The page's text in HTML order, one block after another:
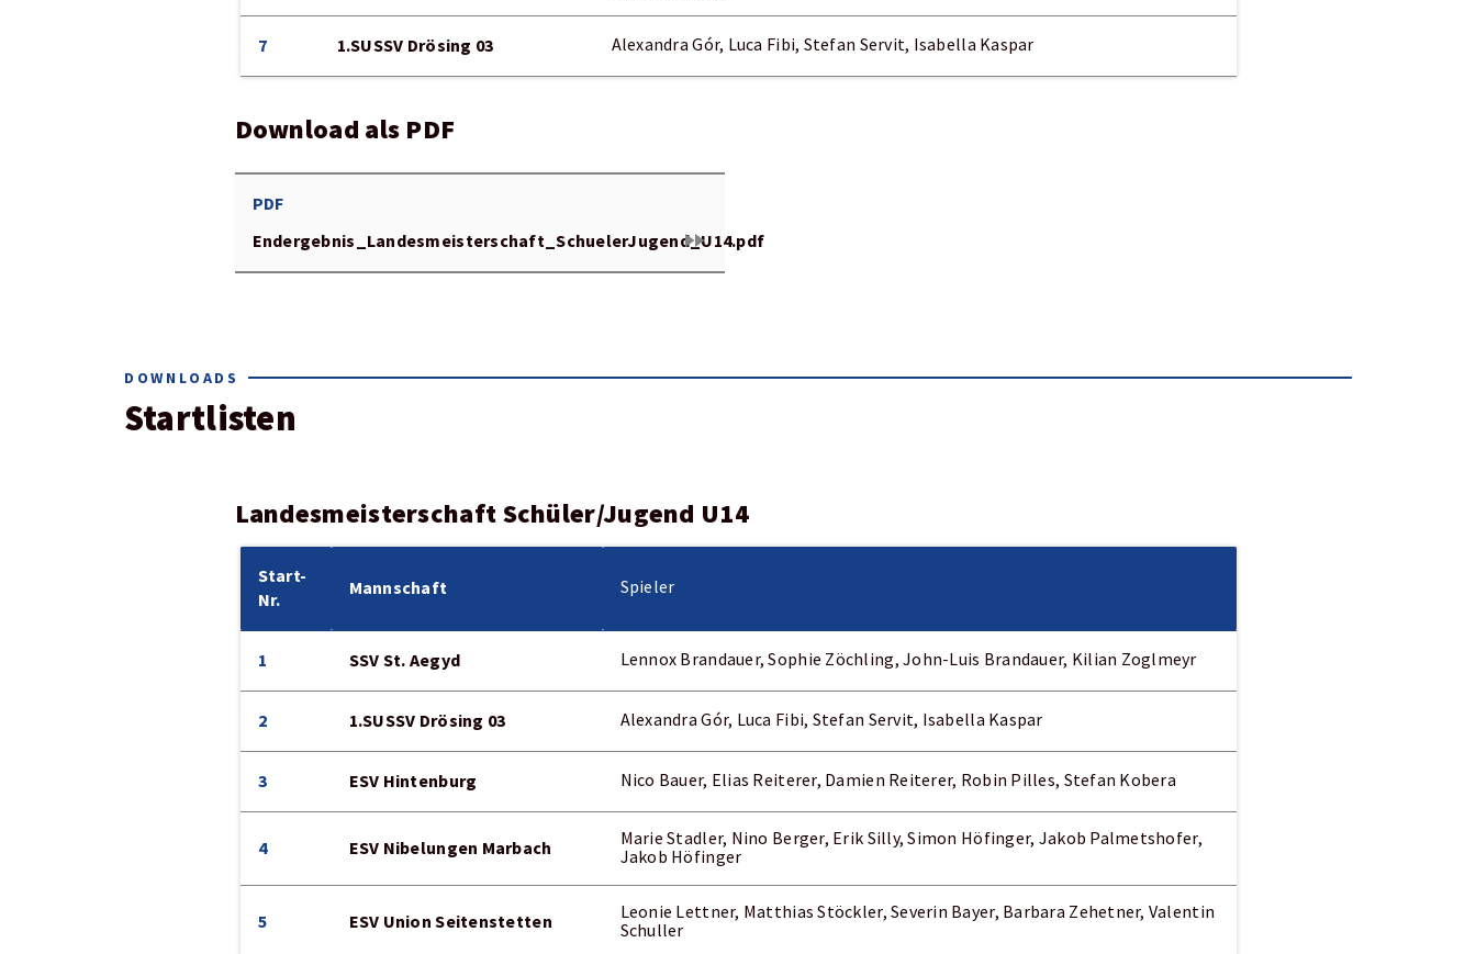
7 1.SUSSV Drösing 03 Alexandra Gór, Luca Fibi, Stefan Servit, Isabella Kaspar
Download als PDF
PDF
Endergebnis_Landesmeisterschaft_SchuelerJugend_U14.pdf
fast_forward
DOWNLOADS
Startlisten
Landesmeisterschaft Schüler/Jugend U14
Start-
Nr.
Mannschaft Spieler
1 SSV St. Aegyd Lennox Brandauer, Sophie Zöchling, John-Luis Brandauer, Kilian Zoglmeyr
2 1.SUSSV Drösing 03 Alexandra Gór, Luca Fibi, Stefan Servit, Isabella Kaspar
3 ESV Hintenburg Nico Bauer, Elias Reiterer, Damien Reiterer, Robin Pilles, Stefan Kobera
4 ESV Nibelungen Marbach
Marie Stadler, Nino Berger, Erik Silly, Simon Höfinger, Jakob Palmetshofer,
Jakob Höfinger
5 ESV Union Seitenstetten
Leonie Lettner, Matthias Stöckler, Severin Bayer, Barbara Zehetner, Valentin
Schuller